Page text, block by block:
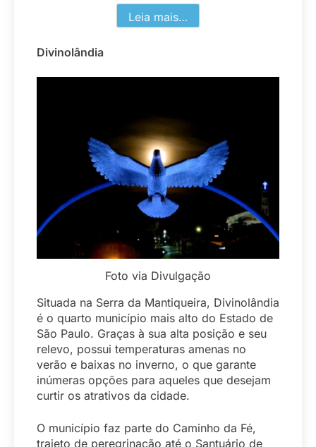
Leia mais…
Divinolândia
Foto via Divulgação
Situada na Serra da Mantiqueira, Divinolândia
é o quarto município mais alto do Estado de
São Paulo. Graças à sua alta posição e seu
relevo, possui temperaturas amenas no
verão e baixas no inverno, o que garante
inúmeras opções para aqueles que desejam
curtir os atrativos da cidade.
O município faz parte do Caminho da Fé,
trajeto de peregrinação até o Santuário de